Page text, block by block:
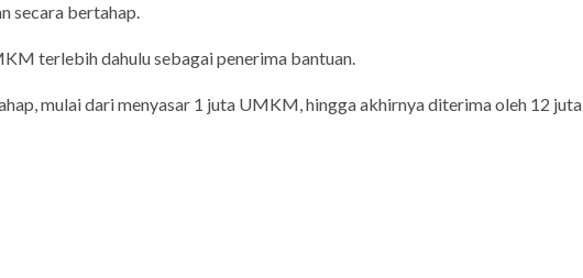
secara bertahap.
terlebih dahulu sebagai penerima bantuan.
mulai dari menyasar 1 juta UMKM, hingga akhirnya diterima oleh 12 juta